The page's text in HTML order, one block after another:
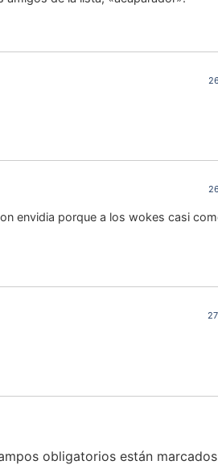
envidia porque a los wokes casi
obligatorios están